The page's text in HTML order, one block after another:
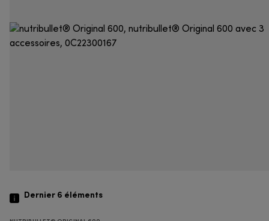
Dernier 6 éléments